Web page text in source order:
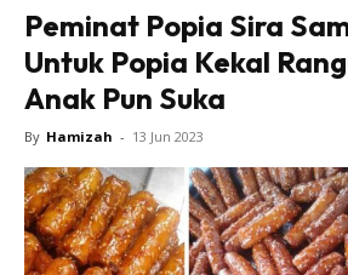
Peminat Popia Sira
Untuk Popia Kekal
Anak Pun Suka
By Hamizah - 13 Jun 2023